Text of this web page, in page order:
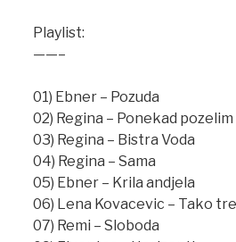
Playlist:
——–
01) Ebner – Pozuda
02) Regina – Ponekad pozelim
03) Regina – Bistra Voda
04) Regina – Sama
05) Ebner – Krila andjela
06) Lena Kovacevic – Tako
07) Remi – Sloboda